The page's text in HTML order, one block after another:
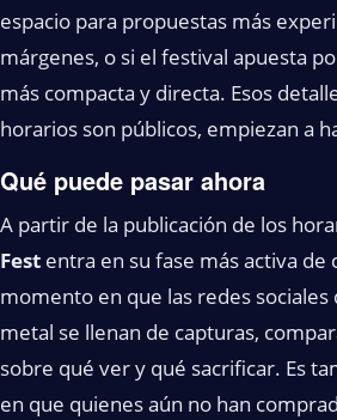
espacio para propuestas más
márgenes, o si el festival apuesta
más compacta y directa. Esos
horarios son públicos, empiezan a
Qué puede pasar ahora
A partir de la publicación de los
Fest entra en su fase más activa de
momento en que las redes sociales
metal se llenan de capturas,
sobre qué ver y qué sacrificar. Es
en que quienes aún no han